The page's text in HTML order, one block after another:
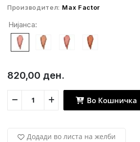
Производител: Max Factor
Нијанса:
820,00 ден.
Во Кошничка
Додади во листа на желби